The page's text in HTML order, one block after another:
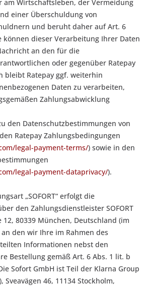
am Wirtschaftsleben, der Vermeidung
einer Überschuldung von
und beruht daher auf Art. 6
können dieser Verarbeitung Ihrer Daten
an den für die
oder gegenüber Ratepay
bleibt Ratepay ggf. weiterhin
Daten zu verarbeiten,
Zahlungsabwicklung
den Datenschutzbestimmungen von
Ratepay Zahlungsbedingungen
legal-payment-terms/) sowie in den
legal-payment-dataprivacy/).
„SOFORT“ erfolgt die
den Zahlungsdienstleister SOFORT
12, 80339 München, Deutschland (im
an den wir Ihre im Rahmen des
Informationen nebst den
Bestellung gemäß Art. 6 Abs. 1 lit. b
Sofort GmbH ist Teil der Klarna Group
Sveavägen 46, 11134 Stockholm,